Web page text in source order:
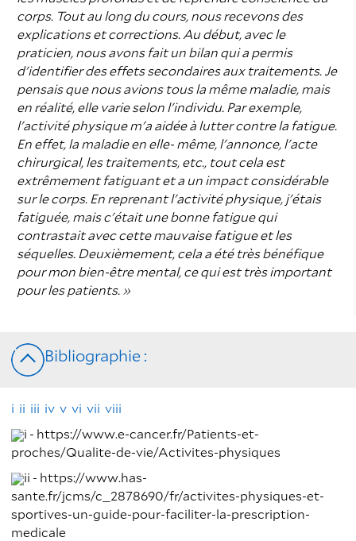
corps. Tout au long du cours, nous recevons des
explications et corrections. Au début, avec le
praticien, nous avons fait un bilan qui a permis
d'identifier des effets secondaires aux traitements. Je
pensais que nous avions tous la même maladie, mais
en réalité, elle varie selon l'individu. Par exemple,
l'activité physique m'a aidée à lutter contre la fatigue.
En effet, la maladie en elle- même, l'annonce, l'acte
chirurgical, les traitements, etc., tout cela est
extrêmement fatiguant et a un impact considérable
sur le corps. En reprenant l'activité physique, j'étais
fatiguée, mais c'était une bonne fatigue qui
contrastait avec cette mauvaise fatigue et les
séquelles. Deuxièmement, cela a été très bénéfique
pour mon bien-être mental, ce qui est très important
pour les patients. »
Bibliographie :
i ii iii iv v vi vii viii
i - https://www.e-cancer.fr/Patients-et-
proches/Qualite-de-vie/Activites-physiques
ii - https://www.has-
sante.fr/jcms/c_2878690/fr/activites-physiques-et-
sportives-un-guide-pour-faciliter-la-prescription-
medicale